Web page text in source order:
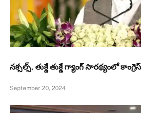
నక్సల్స్, తుక్డే తుక్డే గ్యాంగ్‌ సారథ్యంలో
September 20, 2024